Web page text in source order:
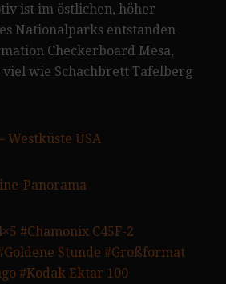
ist im östlichen, höher
Nationalparks entstanden
Checkerboard Mesa,
viel wie Schachbrett Tafelberg
Westküste USA
Panorama
#Chamonix C45F-2
Stunde #Großformat
#Kodak Ektar 100